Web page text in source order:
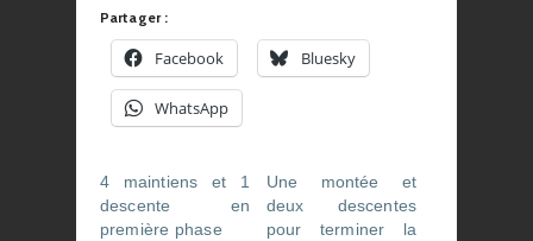
Partager :
Facebook Bluesky
WhatsApp
4 maintiens et 1
descente en
première phase
Une montée et
deux descentes
pour terminer la